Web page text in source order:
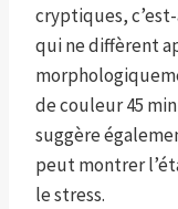
cryptiques,
qui ne diffèrent
de couleur 45
suggère
peut montrer
le stress.